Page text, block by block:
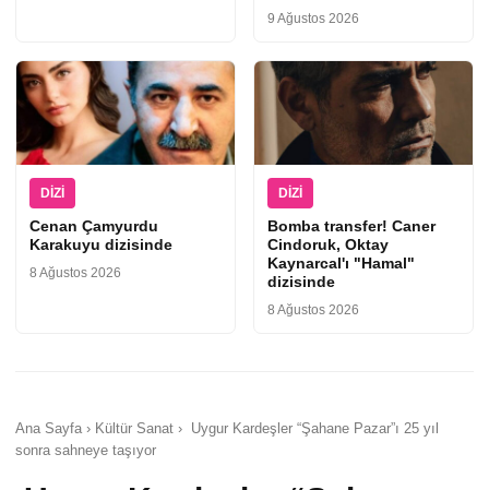
9 Ağustos 2026
DIZI
Cenan Çamyurdu
Karakuyu dizisinde
8 Ağustos 2026
DIZI
Bomba transfer! Caner
Cindoruk, Oktay
Kaynarcal'ı "Hamal"
dizisinde
8 Ağustos 2026
Ana Sayfa › Kültür Sanat › Uygur Kardeşler “Şahane Pazar”ı 25 yıl
sonra sahneye taşıyor